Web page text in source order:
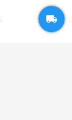
local_shipping